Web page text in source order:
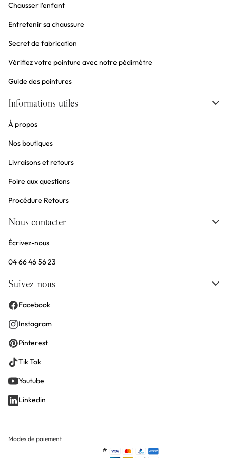
Chausser l'enfant
Entretenir sa chaussure
Secret de fabrication
Vérifiez votre pointure avec notre pédimètre
Guide des pointures
Informations utiles
À propos
Nos boutiques
Livraisons et retours
Foire aux questions
Procédure Retours
Nous contacter
Écrivez-nous
04 66 46 56 23
Suivez-nous
Facebook
Instagram
Pinterest
Tik Tok
Youtube
Linkedin
Modes de paiement